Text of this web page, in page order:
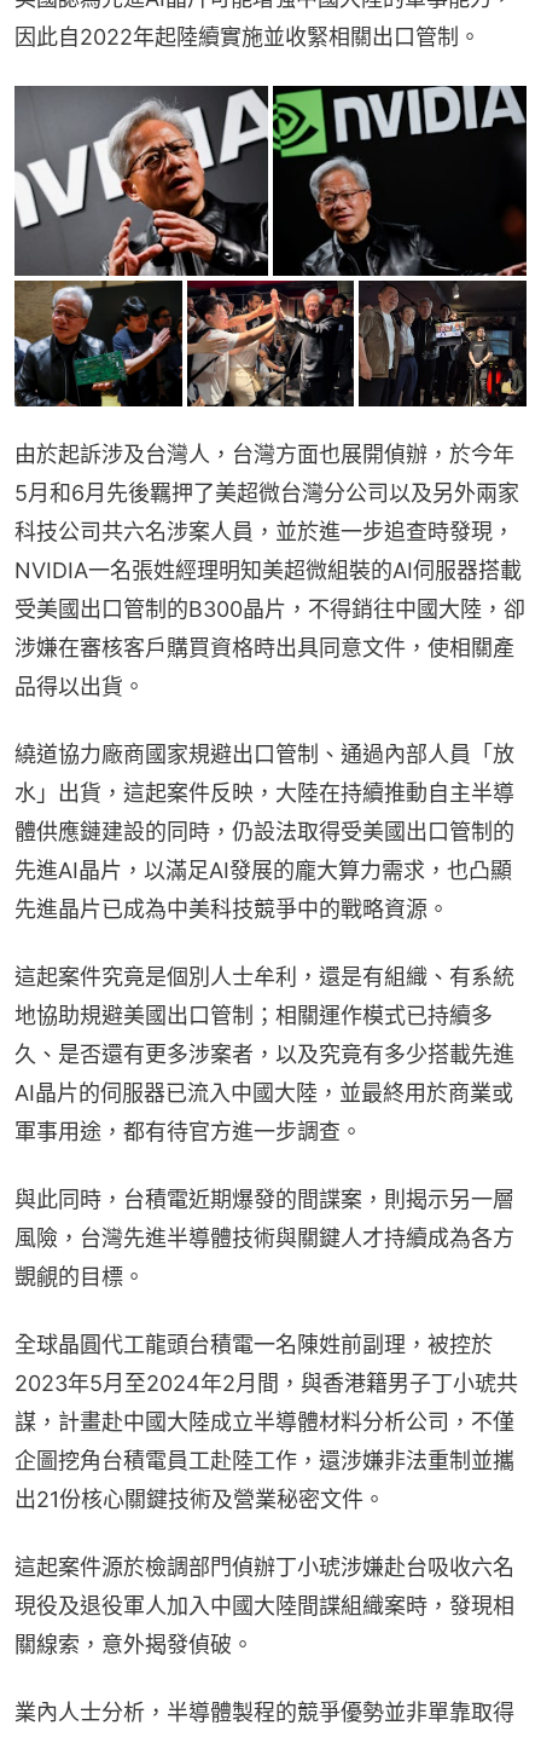
因此自2022年起陸續實施並收緊相關出口管制。
由於起訴涉及台灣人，台灣方面也展開偵辦，於今年
5月和6月先後羈押了美超微台灣分公司以及另外兩家
科技公司共六名涉案人員，並於進一步追查時發現，
NVIDIA一名張姓經理明知美超微組裝的AI伺服器搭載
受美國出口管制的B300晶片，不得銷往中國大陸，卻
涉嫌在審核客戶購買資格時出具同意文件，使相關產
品得以出貨。
繞道協力廠商國家規避出口管制、通過內部人員「放
水」出貨，這起案件反映，大陸在持續推動自主半導
體供應鏈建設的同時，仍設法取得受美國出口管制的
先進AI晶片，以滿足AI發展的龐大算力需求，也凸顯
先進晶片已成為中美科技競爭中的戰略資源。
這起案件究竟是個別人士牟利，還是有組織、有系統
地協助規避美國出口管制；相關運作模式已持續多
久、是否還有更多涉案者，以及究竟有多少搭載先進
AI晶片的伺服器已流入中國大陸，並最終用於商業或
軍事用途，都有待官方進一步調查。
與此同時，台積電近期爆發的間諜案，則揭示另一層
風險，台灣先進半導體技術與關鍵人才持續成為各方
覬覦的目標。
全球晶圓代工龍頭台積電一名陳姓前副理，被控於
2023年5月至2024年2月間，與香港籍男子丁小琥共
謀，計畫赴中國大陸成立半導體材料分析公司，不僅
企圖挖角台積電員工赴陸工作，還涉嫌非法重制並攜
出21份核心關鍵技術及營業秘密文件。
這起案件源於檢調部門偵辦丁小琥涉嫌赴台吸收六名
現役及退役軍人加入中國大陸間諜組織案時，發現相
關線索，意外揭發偵破。
業內人士分析，半導體製程的競爭優勢並非單靠取得